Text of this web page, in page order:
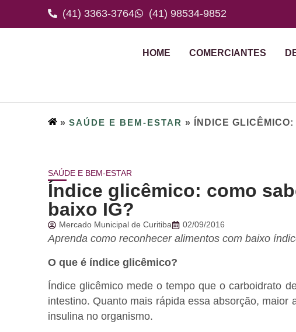
(41) 3363-3764 (41) 98534-9852
HOME COMERCIANTES
» SAÚDE E BEM-ESTAR » ÍNDICE
SAÚDE E BEM-ESTAR
Índice glicêmico: como
baixo IG?
Mercado Municipal de Curitiba 02/09/2016
Aprenda como reconhecer alimentos com baixo
O que é índice glicêmico?
Índice glicêmico mede o tempo que o carboidrato
intestino. Quanto mais rápida essa absorção,
insulina no organismo.